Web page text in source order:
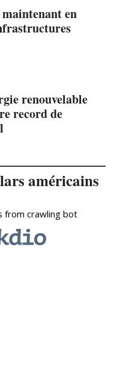
en
renouvelable
record de
américains